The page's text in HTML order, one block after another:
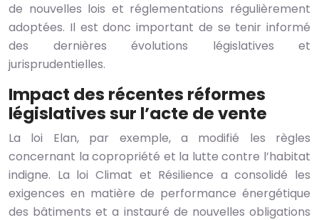
de nouvelles lois et réglementations régulièrement
adoptées. Il est donc important de se tenir informé
des dernières évolutions législatives et
jurisprudentielles.
Impact des récentes réformes
législatives sur l’acte de vente
La loi Elan, par exemple, a modifié les règles
concernant la copropriété et la lutte contre l’habitat
indigne. La loi Climat et Résilience a consolidé les
exigences en matière de performance énergétique
des bâtiments et a instauré de nouvelles obligations